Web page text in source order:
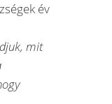
év
mit